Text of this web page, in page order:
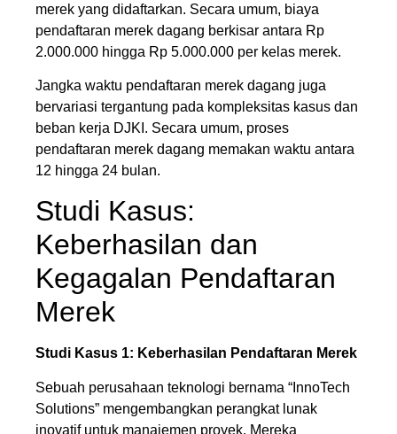
merek yang didaftarkan. Secara umum, biaya
pendaftaran merek dagang berkisar antara Rp
2.000.000 hingga Rp 5.000.000 per kelas merek.
Jangka waktu pendaftaran merek dagang juga
bervariasi tergantung pada kompleksitas kasus dan
beban kerja DJKI. Secara umum, proses
pendaftaran merek dagang memakan waktu antara
12 hingga 24 bulan.
Studi Kasus:
Keberhasilan dan
Kegagalan Pendaftaran
Merek
Studi Kasus 1: Keberhasilan Pendaftaran Merek
Sebuah perusahaan teknologi bernama “InnoTech
Solutions” mengembangkan perangkat lunak
inovatif untuk manajemen proyek. Mereka